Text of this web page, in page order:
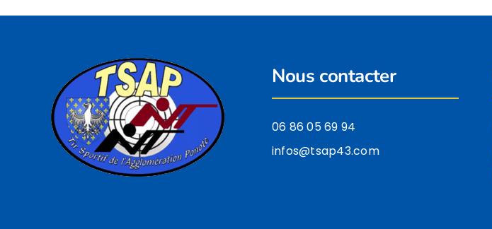
Nous contacter
06 86 05 69 94
infos@tsap43.com